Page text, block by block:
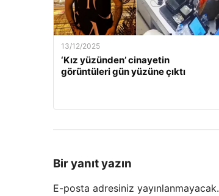
13/12/2025
‘Kız yüzünden’ cinayetin
görüntüleri gün yüzüne çıktı
Bir yanıt yazın
E-posta adresiniz yayınlanmayacak.